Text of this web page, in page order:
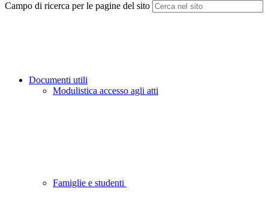
Campo di ricerca per le pagine del sito
Documenti utili
Modulistica accesso agli atti
Famiglie e studenti